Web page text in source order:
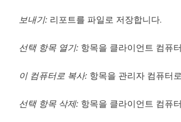
보내기: 리포트를 파일로 저장합니다.
선택 항목 열기: 항목을 클라이언트 컴퓨
이 컴퓨터로 복사: 항목을 관리자 컴퓨터
선택 항목 삭제: 항목을 클라이언트 컴퓨